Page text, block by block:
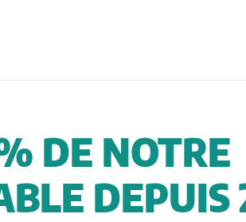
DE NOTRE
DEPUIS